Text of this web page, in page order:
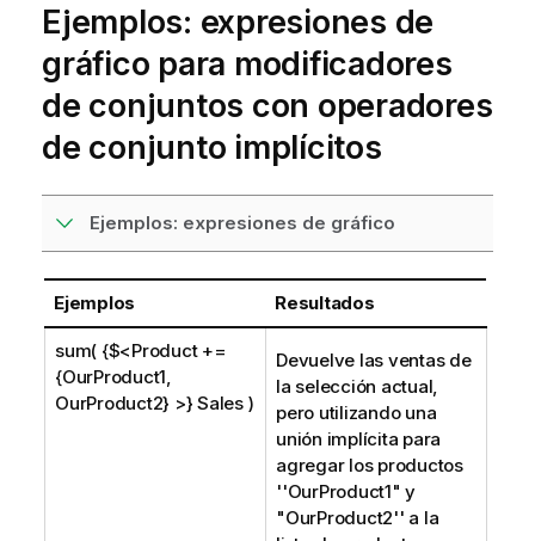
Ejemplos: expresiones de
gráfico para modificadores
de conjuntos con operadores
de conjunto implícitos
Ejemplos: expresiones de gráfico
Ejemplos Resultados
sum( {$<Product +=
{OurProduct1,
OurProduct2} >} Sales )
Devuelve las ventas de
la selección actual,
pero utilizando una
unión implícita para
agregar los productos
''OurProduct1" y
"OurProduct2'' a la